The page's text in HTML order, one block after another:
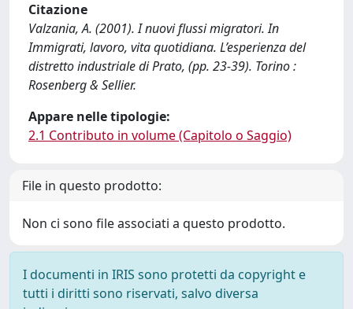
Citazione
Valzania, A. (2001). I nuovi flussi migratori. In
Immigrati, lavoro, vita quotidiana. L’esperienza del
distretto industriale di Prato, (pp. 23-39). Torino :
Rosenberg & Sellier.
Appare nelle tipologie:
2.1 Contributo in volume (Capitolo o Saggio)
File in questo prodotto:
Non ci sono file associati a questo prodotto.
I documenti in IRIS sono protetti da copyright e
tutti i diritti sono riservati, salvo diversa